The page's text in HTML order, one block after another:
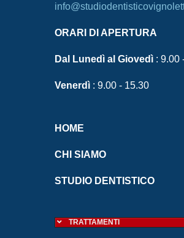
ORARI DI APERTURA
Dal Lunedì al Giovedì: 9.00
Venerdì: 9.00 - 15.30
HOME
CHI SIAMO
STUDIO DENTISTICO
TRATTAMENTI